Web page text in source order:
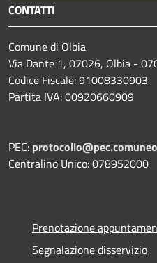
CONTATTI
Comune di Olbia
Via Dante 1, 07026, Olbia -
Codice Fiscale: 91008330903
Partita IVA: 00920660909
PEC:
Centralino Unico: 078952000
Prenotazione
Segnalazione disservizio